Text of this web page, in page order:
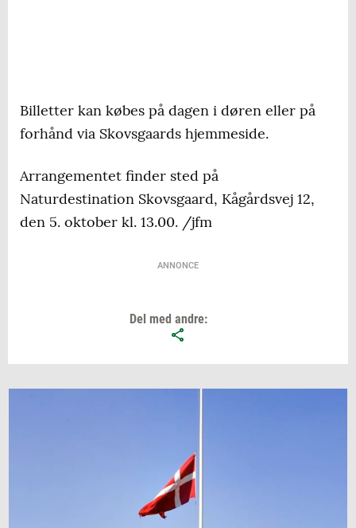
Billetter kan købes på dagen i døren eller på
forhånd via Skovsgaards hjemmeside.
Arrangementet finder sted på
Naturdestination Skovsgaard, Kågårdsvej 12,
den 5. oktober kl. 13.00. /jfm
ANNONCE
Del med andre: